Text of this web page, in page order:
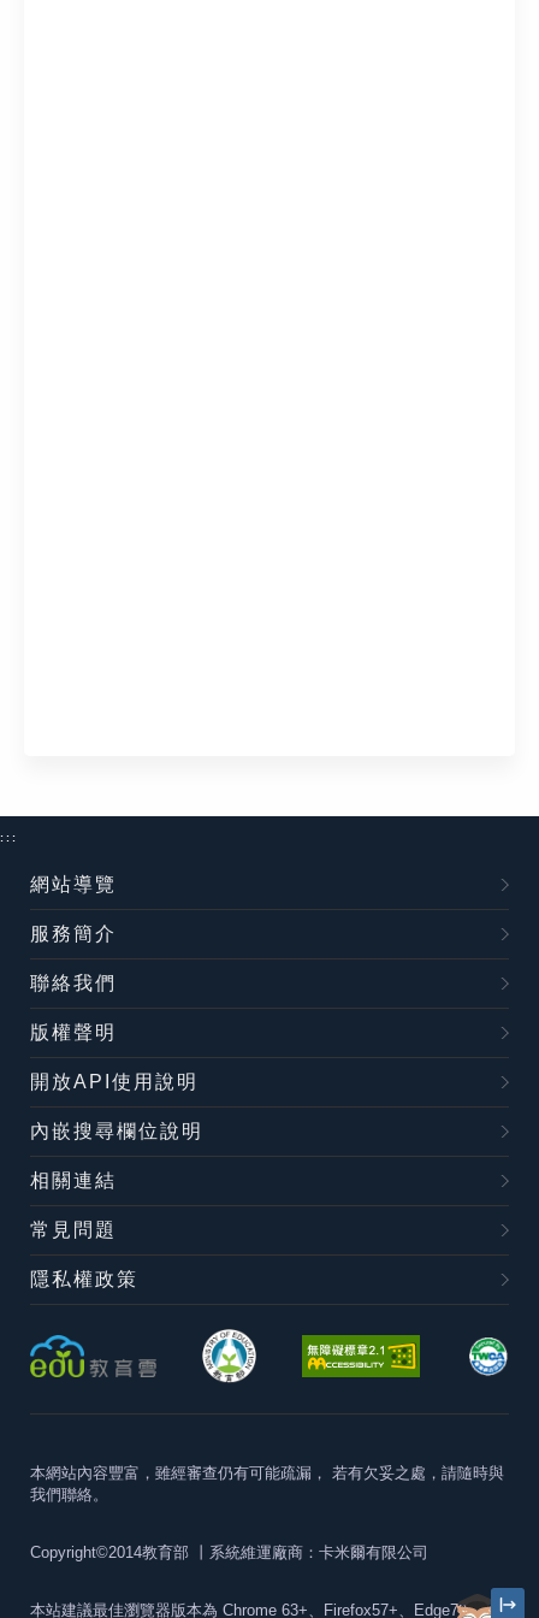
:::
網站導覽
服務簡介
聯絡我們
版權聲明
開放API使用說明
內嵌搜尋欄位說明
相關連結
常見問題
隱私權政策
本網站內容豐富，雖經審查仍有可能疏漏， 若有欠妥之處，請隨時與
我們聯絡。
Copyright©2014教育部 丨系統維運廠商：卡米爾有限公司
本站建議最佳瀏覽器版本為 Chrome 63+、Firefox57+、Edge79+及